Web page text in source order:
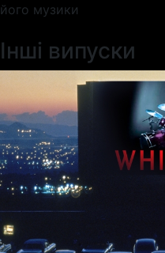
його музики
Інші випуски